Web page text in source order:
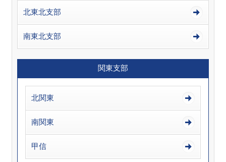
北東北支部
南東北支部
関東支部
北関東
南関東
甲信